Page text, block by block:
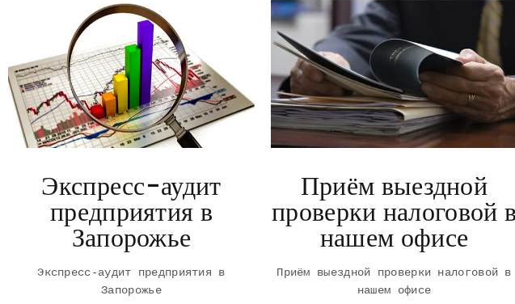
Экспресс-аудит
предприятия в
Запорожье
Экспресс-аудит предприятия в
Запорожье
Приём выездной
проверки налоговой в
нашем офисе
Приём выездной проверки налоговой в
нашем офисе